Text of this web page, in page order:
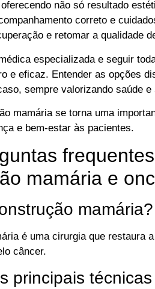
não só resultado
correto e
e retomar a qualidade
especializada e seguir
e eficaz. Entender as opções
sempre valorizando saúde e
mamária se torna uma
e bem-estar às pacientes.
mamária e
mamária?
é uma cirurgia que restaura
câncer.
principais